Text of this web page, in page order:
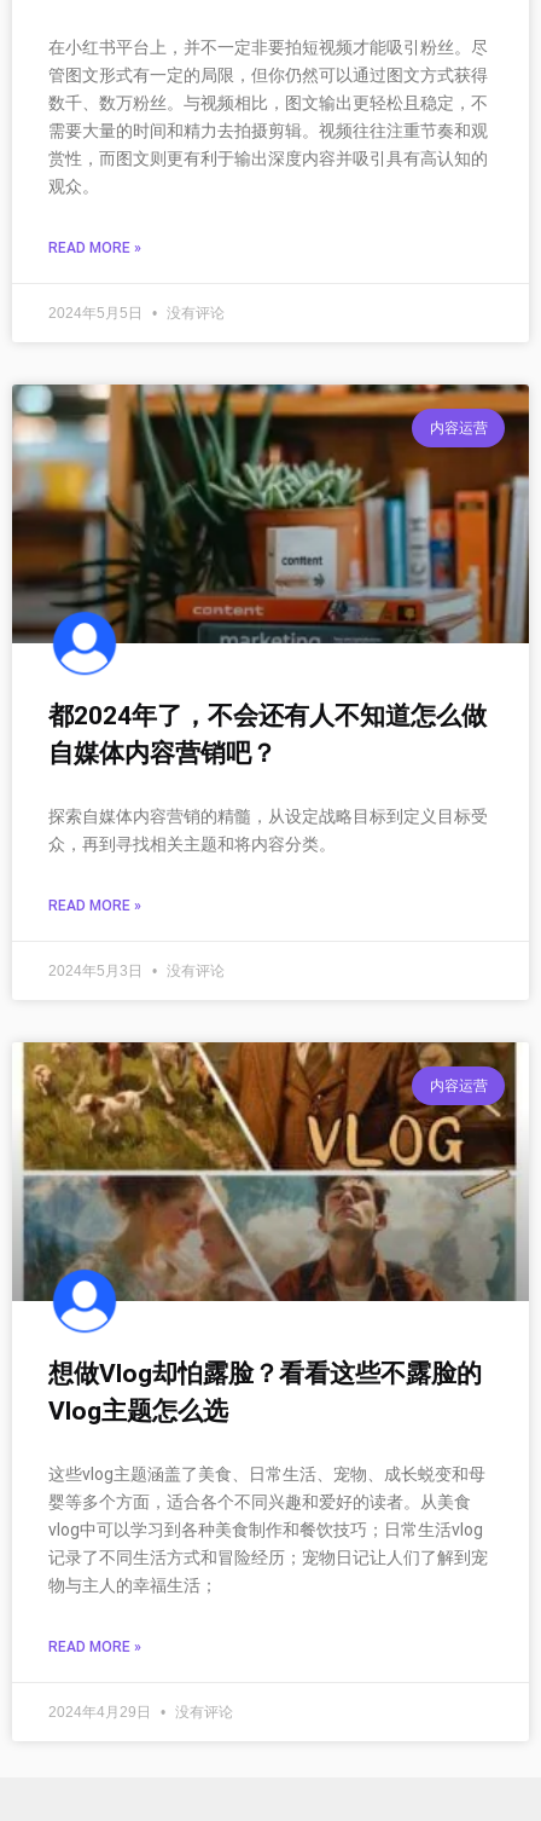
在小红书平台上，并不一定非要拍短视频才能吸引粉丝。尽
管图文形式有一定的局限，但你仍然可以通过图文方式获得
数千、数万粉丝。与视频相比，图文输出更轻松且稳定，不
需要大量的时间和精力去拍摄剪辑。视频往往注重节奏和观
赏性，而图文则更有利于输出深度内容并吸引具有高认知的
观众。
READ MORE »
2024年5月5日 没有评论
内容运营
都2024年了，不会还有人不知道怎么做
自媒体内容营销吧？
探索自媒体内容营销的精髓，从设定战略目标到定义目标受
众，再到寻找相关主题和将内容分类。
READ MORE »
2024年5月3日 没有评论
内容运营
想做Vlog却怕露脸？看看这些不露脸的
Vlog主题怎么选
这些vlog主题涵盖了美食、日常生活、宠物、成长蜕变和母
婴等多个方面，适合各个不同兴趣和爱好的读者。从美食
vlog中可以学习到各种美食制作和餐饮技巧；日常生活vlog
记录了不同生活方式和冒险经历；宠物日记让人们了解到宠
物与主人的幸福生活；
READ MORE »
2024年4月29日 没有评论